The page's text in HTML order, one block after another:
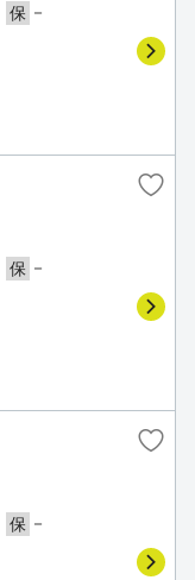
保 －
保 －
保 －